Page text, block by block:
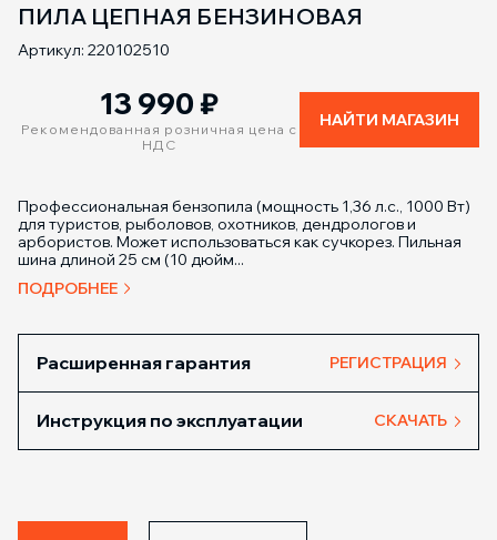
ПИЛА ЦЕПНАЯ БЕНЗИНОВАЯ
Артикул: 220102510
13 990 ₽
Рекомендованная розничная цена с
НДС
НАЙТИ МАГАЗИН
Профессиональная бензопила (мощность 1,36 л.с., 1000 Вт)
для туристов, рыболовов, охотников, дендрологов и
арбористов. Может использоваться как сучкорез. Пильная
шина длиной 25 см (10 дюйм...
ПОДРОБНЕЕ
Расширенная гарантия РЕГИСТРАЦИЯ
Инструкция по эксплуатации СКАЧАТЬ